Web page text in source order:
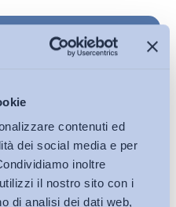
contenuti ed
dei social media e per
inoltre
il nostro sito con i
di analisi dei dati web,